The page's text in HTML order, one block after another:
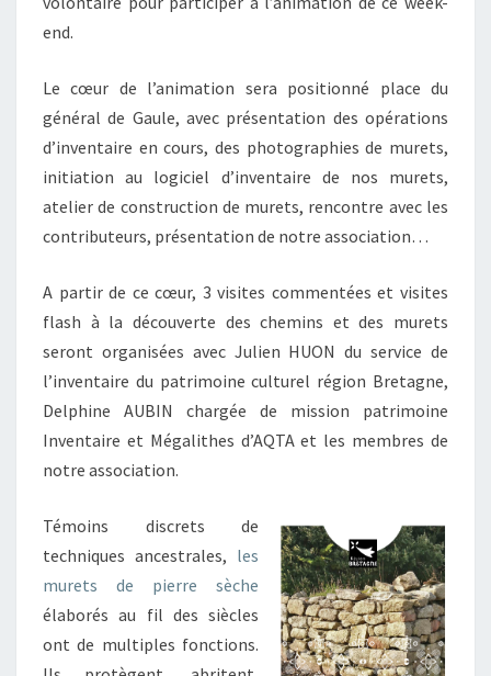
end.
Le cœur de l’animation sera positionné place du
général de Gaule, avec présentation des opérations
d’inventaire en cours, des photographies de murets,
initiation au logiciel d’inventaire de nos murets,
atelier de construction de murets, rencontre avec les
contributeurs, présentation de notre association…
A partir de ce cœur, 3 visites commentées et visites
flash à la découverte des chemins et des murets
seront organisées avec Julien HUON du service de
l’inventaire du patrimoine culturel région Bretagne,
Delphine AUBIN chargée de mission patrimoine
Inventaire et Mégalithes d’AQTA et les membres de
notre association.
Témoins discrets de
techniques ancestrales, les
murets de pierre sèche
élaborés au fil des siècles
ont de multiples fonctions.